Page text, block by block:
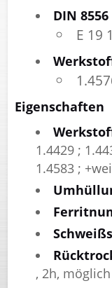
DIN 8556
E 19
Eigenschaften
1.4429 ;
1.4583 ;
, 2h, möglich